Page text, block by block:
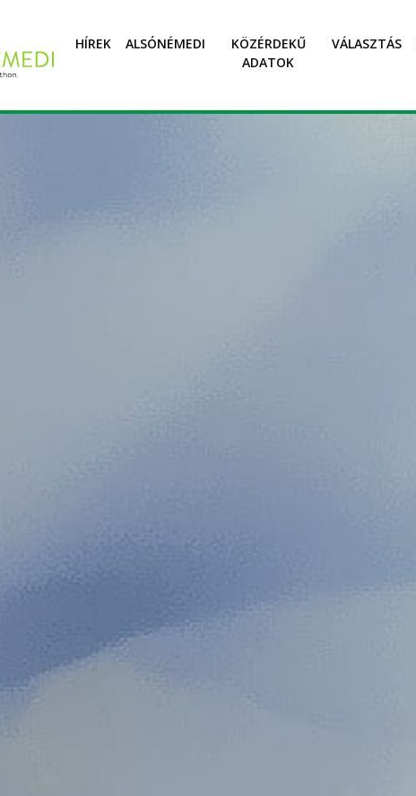
HÍREK ALSÓNÉMEDI
KÖZÉRDEKŰ
ADATOK
VÁLASZTÁS